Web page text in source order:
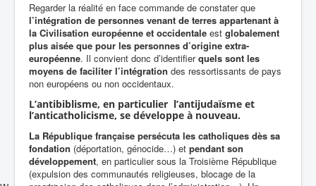
Regarder la réalité en face commande de constater que
l’intégration de personnes venant de terres appartenant à
la Civilisation européenne et occidentale est globalement
plus aisée que pour les personnes d’origine extra-
européenne. Il convient donc d’identifierquels sont les
moyens de faciliter l’intégration des ressortissants de pays
non européens ou non occidentaux.
L’antibiblisme, en particulier l’antijudaïsme et
l’anticatholicisme, se développe à nouveau.
La République française persécuta les catholiques dès sa
fondation (déportation, génocide…) et pendant son
développement, en particulier sous la Troisième République
(expulsion des communautés religieuses, blocage de la